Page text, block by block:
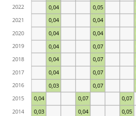
0,03 0,04 0,05
0,04 0,07 0,07
0,03 0,07
0,04 0,07
0,04 0,07
0,04 0,07
0,04 0,04
0,04 0,04
0,04 0,05
2014
2015
2016
2017
2018
2019
2020
2021
2022